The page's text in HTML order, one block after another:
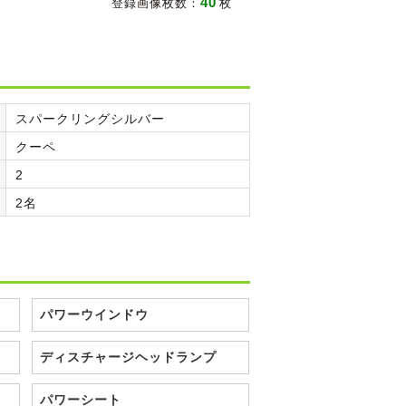
登録画像枚数： 枚
スパークリングシルバー
クーペ
2
2名
パワーウインドウ
ディスチャージヘッドランプ
パワーシート